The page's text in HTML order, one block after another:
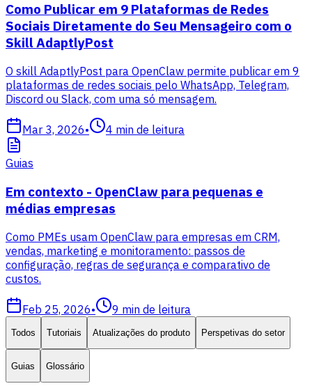
Como Publicar em 9 Plataformas de Redes
Sociais Diretamente do Seu Mensageiro com o
Skill AdaptlyPost
O skill AdaptlyPost para OpenClaw permite publicar em 9
plataformas de redes sociais pelo WhatsApp, Telegram,
Discord ou Slack, com uma só mensagem.
Mar 3, 2026• 4 min de leitura
Guias
Em contexto - OpenClaw para pequenas e
médias empresas
Como PMEs usam OpenClaw para empresas em CRM,
vendas, marketing e monitoramento: passos de
configuração, regras de segurança e comparativo de
custos.
Feb 25, 2026• 9 min de leitura
Todos Tutoriais Atualizações do produto Perspetivas do setor
Guias Glossário